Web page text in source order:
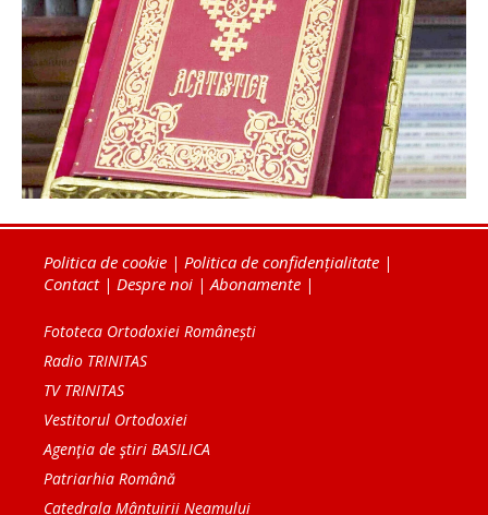
Politica de cookie | Politica de confidențialitate |
Contact| Despre noi |Abonamente |
Fototeca Ortodoxiei Românești
Radio TRINITAS
TV TRINITAS
Vestitorul Ortodoxiei
Agenţia de ştiri BASILICA
Patriarhia Română
Catedrala Mântuirii Neamului